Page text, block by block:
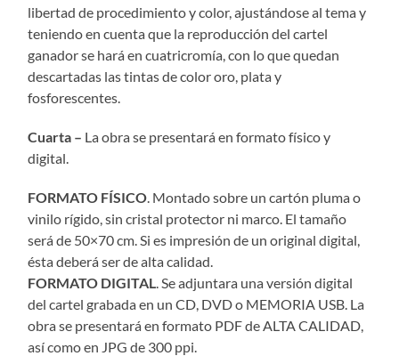
libertad de procedimiento y color, ajustándose al tema y
teniendo en cuenta que la reproducción del cartel
ganador se hará en cuatricromía, con lo que quedan
descartadas las tintas de color oro, plata y
fosforescentes.
Cuarta – La obra se presentará en formato físico y
digital.
FORMATO FÍSICO . Montado sobre un cartón pluma o
vinilo rígido, sin cristal protector ni marco. El tamaño
será de 50×70 cm. Si es impresión de un original digital,
ésta deberá ser de alta calidad.
FORMATO DIGITAL . Se adjuntara una versión digital
del cartel grabada en un CD, DVD o MEMORIA USB. La
obra se presentará en formato PDF de ALTA CALIDAD,
así como en JPG de 300 ppi.